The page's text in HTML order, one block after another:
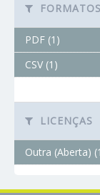
FORMATOS
PDF (1)
CSV (1)
LICENÇAS
Outra (Aberta)